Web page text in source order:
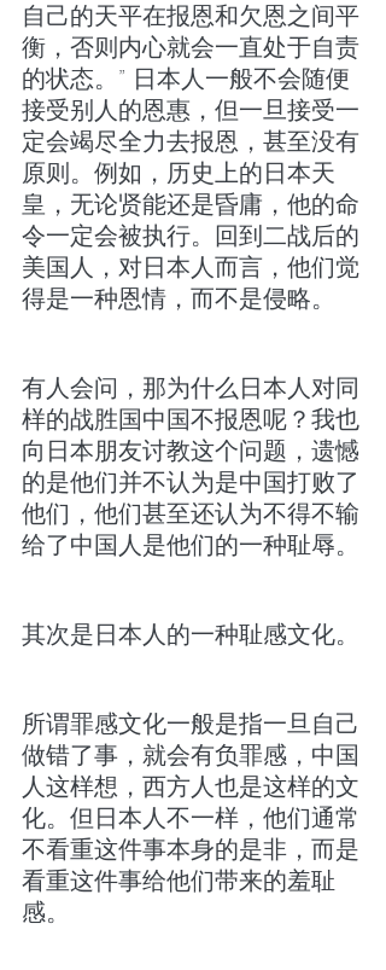
自己的天平在报恩和欠恩之间平
衡，否则内心就会一直处于自责
的状态。” 日本人一般不会随便
接受别人的恩惠，但一旦接受一
定会竭尽全力去报恩，甚至没有
原则。例如，历史上的日本天
皇，无论贤能还是昏庸，他的命
令一定会被执行。回到二战后的
美国人，对日本人而言，他们觉
得是一种恩情，而不是侵略。
有人会问，那为什么日本人对同
样的战胜国中国不报恩呢？我也
向日本朋友讨教这个问题，遗憾
的是他们并不认为是中国打败了
他们，他们甚至还认为不得不输
给了中国人是他们的一种耻辱。
其次是日本人的一种耻感文化。
所谓罪感文化一般是指一旦自己
做错了事，就会有负罪感，中国
人这样想，西方人也是这样的文
化。但日本人不一样，他们通常
不看重这件事本身的是非，而是
看重这件事给他们带来的羞耻
感。